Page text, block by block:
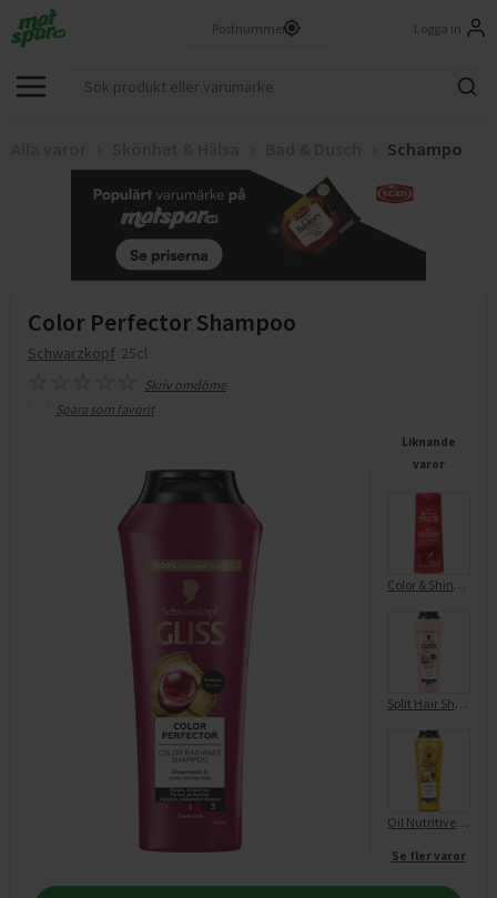
Logga in
Schampo
Color Perfector Shampoo
Schwarzkopf 25cl
Skriv omdöme
Spara som favorit
Liknande
varor
Color & Shine Shampoo Färgat Hår
Split Hair Shampoo
Oil Nutritive Shampoo
Se fler varor